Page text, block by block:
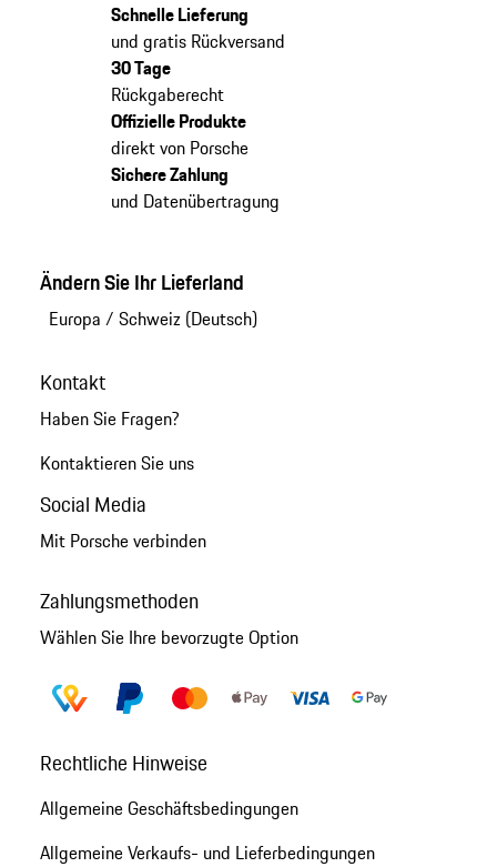
Schnelle Lieferung
und gratis Rückversand
30 Tage
Rückgaberecht
Offizielle Produkte
direkt von Porsche
Sichere Zahlung
und Datenübertragung
Ändern Sie Ihr Lieferland
Europa / Schweiz (Deutsch)
Kontakt
Haben Sie Fragen?
Kontaktieren Sie uns
Social Media
Mit Porsche verbinden
Zahlungsmethoden
Wählen Sie Ihre bevorzugte Option
Rechtliche Hinweise
Allgemeine Geschäftsbedingungen
Allgemeine Verkaufs- und Lieferbedingungen